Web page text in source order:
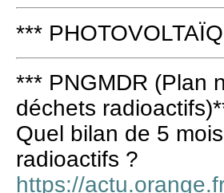
***
*** PNGMDR (Plan
déchets
Quel bilan de 5
radioactifs ?
https://